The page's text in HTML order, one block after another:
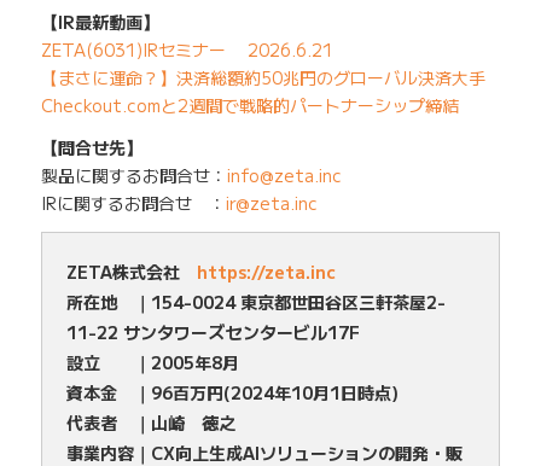
【IR最新動画】
ZETA(6031)IRセミナー 2026.6.21
【まさに運命？】決済総額約50兆円のグローバル決済大手
Checkout.comと2週間で戦略的パートナーシップ締結
【問合せ先】
製品に関するお問合せ： info@zeta.inc
IRに関するお問合せ ： ir@zeta.inc
ZETA株式会社 https://zeta.inc
所在地 ｜154-0024 東京都世田谷区三軒茶屋2-
11-22 サンタワーズセンタービル17F
設立 ｜2005年8月
資本金 ｜96百万円(2024年10月1日時点)
代表者 ｜山崎 徳之
事業内容｜CX向上生成AIソリューションの開発・販